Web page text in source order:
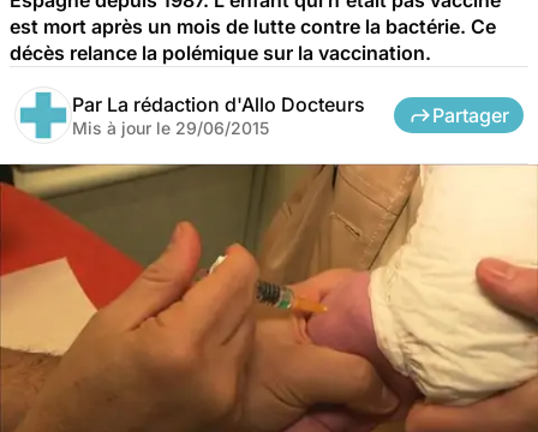
est mort après un mois de lutte contre la bactérie. Ce
décès relance la polémique sur la vaccination.
Par La rédaction d'Allo Docteurs
Mis à jour le 29/06/2015
Partager